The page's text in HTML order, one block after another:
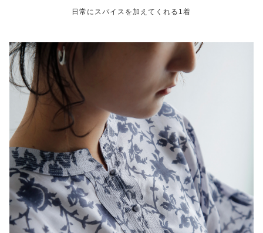
日常にスパイスを加えてくれる1着